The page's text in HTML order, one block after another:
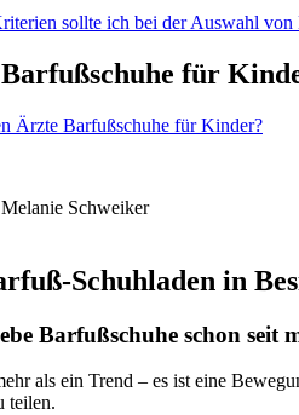
sollte ich bei der Auswahl
für
Ärzte Barfußschuhe für Kinder?
Schuhladen in
Barfußschuhe schon seit
als ein Trend – es ist eine
teilen.